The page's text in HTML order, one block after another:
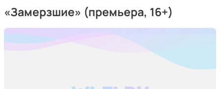
«Замерзшие» (премьера, 16+)